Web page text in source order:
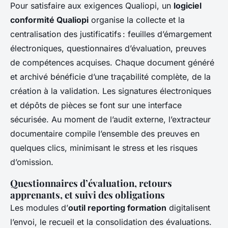
Pour satisfaire aux exigences Qualiopi, un logiciel
conformité Qualiopi organise la collecte et la
centralisation des justificatifs : feuilles d’émargement
électroniques, questionnaires d’évaluation, preuves
de compétences acquises. Chaque document généré
et archivé bénéficie d’une traçabilité complète, de la
création à la validation. Les signatures électroniques
et dépôts de pièces se font sur une interface
sécurisée. Au moment de l’audit externe, l’extracteur
documentaire compile l’ensemble des preuves en
quelques clics, minimisant le stress et les risques
d’omission.
Questionnaires d’évaluation, retours
apprenants, et suivi des obligations
Les modules d’outil reporting formation digitalisent
l’envoi, le recueil et la consolidation des évaluations.